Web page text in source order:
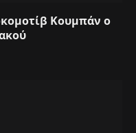
Κουμπάν ο